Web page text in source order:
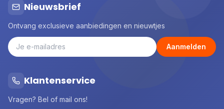
Nieuwsbrief
Ontvang exclusieve aanbiedingen en nieuwtjes
Aanmelden
Klantenservice
Vragen? Bel of mail ons!